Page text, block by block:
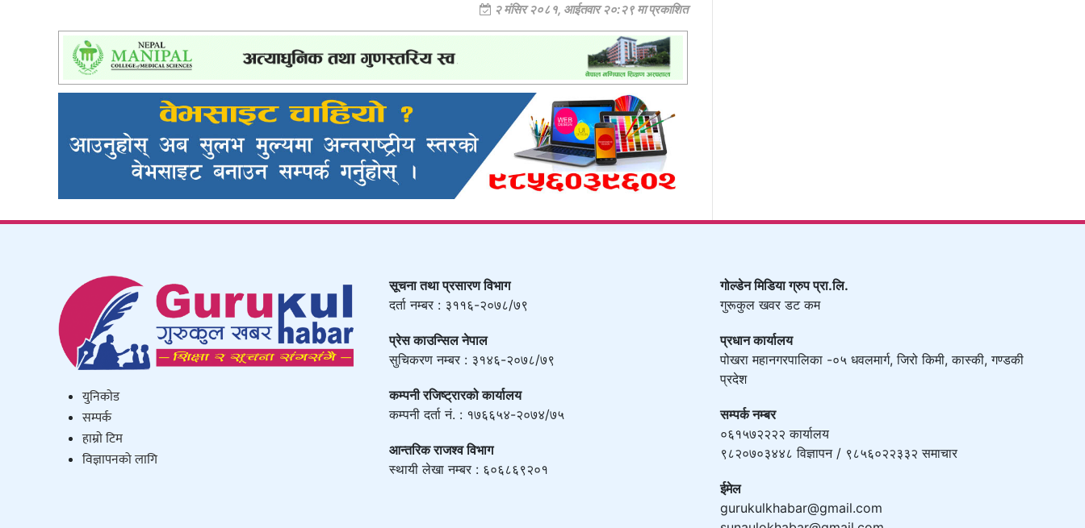
२ मंसिर २०८१, आईतवार २०:२९ मा प्रकाशित
युनिकाेड
सम्पर्क
हाम्राे टिम
विज्ञापनको लागि
सूचना तथा प्रसारण विभाग
दर्ता नम्बर : ३११६-२०७८/७९
प्रेस काउन्सिल नेपाल
सुचिकरण नम्बर : ३१४६-२०७८/७९
कम्पनी रजिष्ट्रारको कार्यालय
कम्पनी दर्ता नं. : १७६६५४-२०७४/७५
आन्तरिक राजश्व विभाग
स्थायी लेखा नम्बर : ६०६८६९२०१
गोल्डेन मिडिया ग्रुप प्रा.लि.
गुरूकुल खवर डट कम
प्रधान कार्यालय
पोखरा महानगरपालिका -०५ धवलमार्ग, जिरो किमी, कास्की, गण्डकी
प्रदेश
सम्पर्क नम्बर
०६१५७२२२२ कार्यालय
९८२०७०३४४८ विज्ञापन / ९८५६०२२३३२ समाचार
ईमेल
gurukulkhabar@gmail.com